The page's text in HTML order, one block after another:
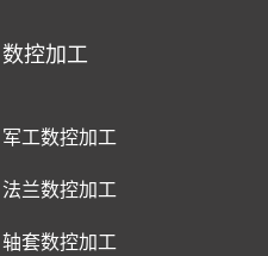
数控加工
军工数控加工
法兰数控加工
轴套数控加工